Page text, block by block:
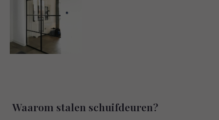
Waarom stalen schuifdeuren?